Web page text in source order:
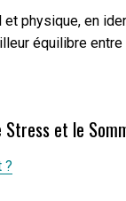
et physique, en
équilibre
Stress et le
?